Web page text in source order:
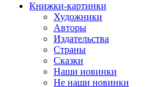
Книжки-картинки
Художники
Авторы
Издательства
Страны
Сказки
Наши новинки
Не наши новинки